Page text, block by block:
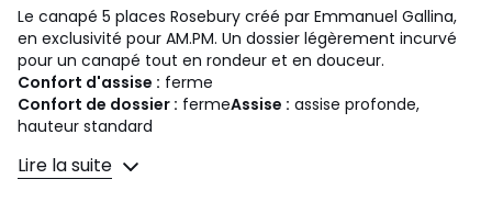
Le canapé 5 places Rosebury créé par Emmanuel Gallina,
en exclusivité pour AM.PM. Un dossier légèrement incurvé
pour un canapé tout en rondeur et en douceur.
Confort d'assise : ferme
Confort de dossier : fermeAssise : assise profonde,
hauteur standard
Dimensions
Lire la suite